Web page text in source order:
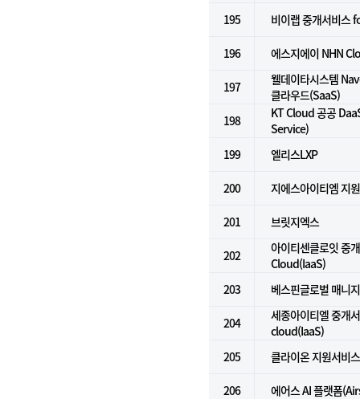
195 비이랩 중개서비스
196 에스지에이 NHN
197
웰데이타시스템
클라우드(SaaS)
198
KT Cloud 공공
Service)
199
엘리스LXP
200 지에스아이티엠 지
201 브릿지엑스
202
아이티센클로잇 중
Cloud(IaaS)
203
베스핀글로벌 매니
204
세종아이티엘 중개
cloud(IaaS)
205
클라이온 지원서비스
206 에어스 AI 플랫폼